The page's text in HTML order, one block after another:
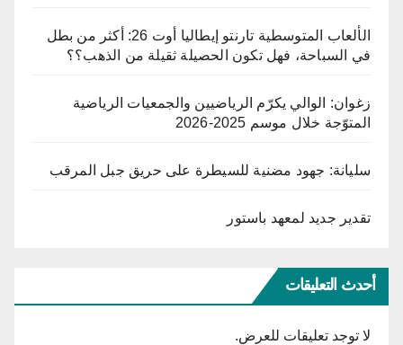
الألعاب المتوسطية تارنتو إيطاليا أوت 26: أكثر من بطل
في السباحة، فهل تكون الحصيلة ثقيلة من الذهب؟؟
زغوان: الوالي يكرّم الرياضيين والجمعيات الرياضية
المتوّجة خلال موسم 2025-2026
سليانة: جهود مضنية للسيطرة على حريق جبل المرقب
تقدير جديد لمعهد باستور
أحدث التعليقات
لا توجد تعليقات للعرض.